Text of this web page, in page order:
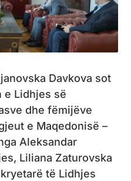
Davkova sot
e Lidhjes së
dhe fëmijëve
e Maqedonisë –
Aleksandar
Liliana Zaturovska
të Lidhjes